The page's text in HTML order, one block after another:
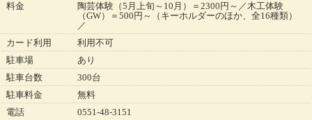
料金
陶芸体験（5月上旬～10月）＝2300円～／木工体験
（GW）＝500円～（キーホルダーのほか、全16種類）
／
カード利用
利用不可
駐車場
あり
駐車台数
300台
駐車料金
無料
電話
0551-48-3151